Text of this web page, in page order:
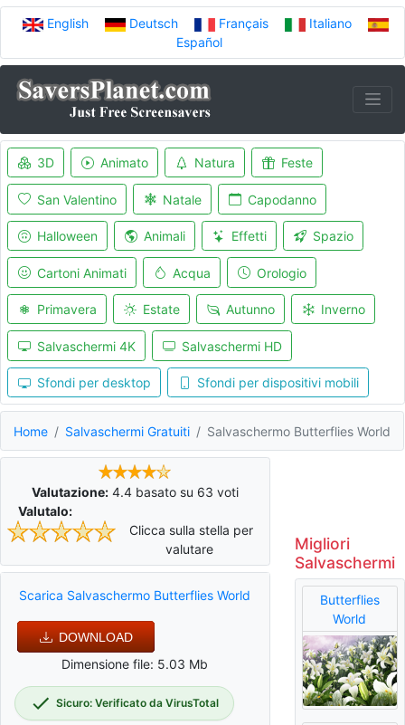
English Deutsch Français
Italiano
Español
3D Animato Natura Feste
San Valentino Natale Capodanno
Halloween Animali Effetti Spazio
Cartoni Animati Acqua Orologio
Primavera Estate Autunno Inverno
Salvaschermi 4K Salvaschermi HD
Sfondi per desktop Sfondi per dispositivi mobili
Home Salvaschermi Gratuiti Salvaschermo Butterflies World
Valutazione: 4.4basato su 63 voti
Valutalo:
Clicca sulla stella per
valutare
Scarica Salvaschermo Butterflies World
DOWNLOAD
Dimensione file: 5.03 Mb
Sicuro: Verificato da VirusTotal
Migliori
Salvaschermi
Butterflies
World